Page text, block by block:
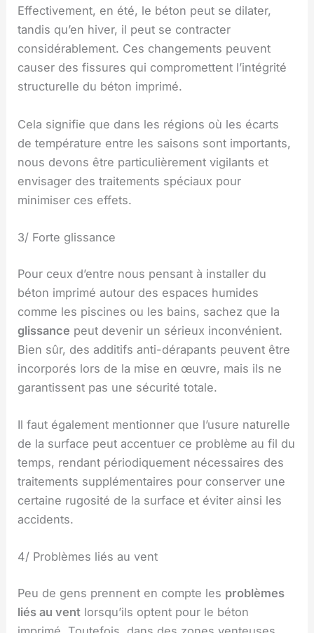
Effectivement, en été, le béton peut se dilater,
tandis qu’en hiver, il peut se contracter
considérablement. Ces changements peuvent
causer des fissures qui compromettent l’intégrité
structurelle du béton imprimé.
Cela signifie que dans les régions où les écarts
de température entre les saisons sont importants,
nous devons être particulièrement vigilants et
envisager des traitements spéciaux pour
minimiser ces effets.
3/ Forte glissance
Pour ceux d’entre nous pensant à installer du
béton imprimé autour des espaces humides
comme les piscines ou les bains, sachez que la
glissance peut devenir un sérieux inconvénient.
Bien sûr, des additifs anti-dérapants peuvent être
incorporés lors de la mise en œuvre, mais ils ne
garantissent pas une sécurité totale.
Il faut également mentionner que l’usure naturelle
de la surface peut accentuer ce problème au fil du
temps, rendant périodiquement nécessaires des
traitements supplémentaires pour conserver une
certaine rugosité de la surface et éviter ainsi les
accidents.
4/ Problèmes liés au vent
Peu de gens prennent en compte les problèmes
liés au vent lorsqu’ils optent pour le béton